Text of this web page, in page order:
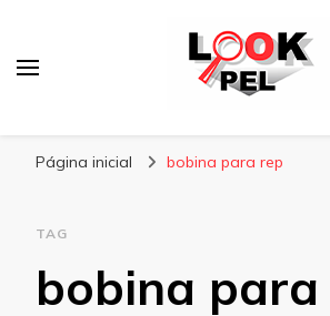
Página inicial bobina para rep
TAG
bobina para